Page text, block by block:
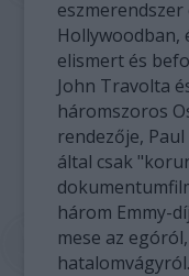
Hollywoodban,
elismert és
John Travolta
háromszoros
rendezője,
által csak
három Emmy-
mese az
hatalomvágyról.